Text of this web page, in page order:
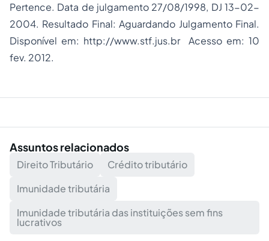
Pertence. Data de julgamento 27/08/1998, DJ 13-02-
2004. Resultado Final: Aguardando Julgamento Final.
Disponível em: http://www.stf.jus.br Acesso em: 10
fev. 2012.
Assuntos relacionados
Direito Tributário
Crédito tributário
Imunidade tributária
Imunidade tributária das instituições sem fins
lucrativos